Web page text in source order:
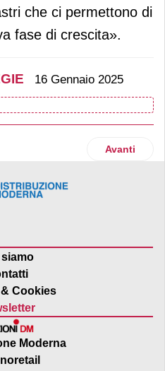
che ci permettono di
fase di crescita».
16 Gennaio 2025
Italia si riconferma topArticolo
Avanti
Cookies
Moderna